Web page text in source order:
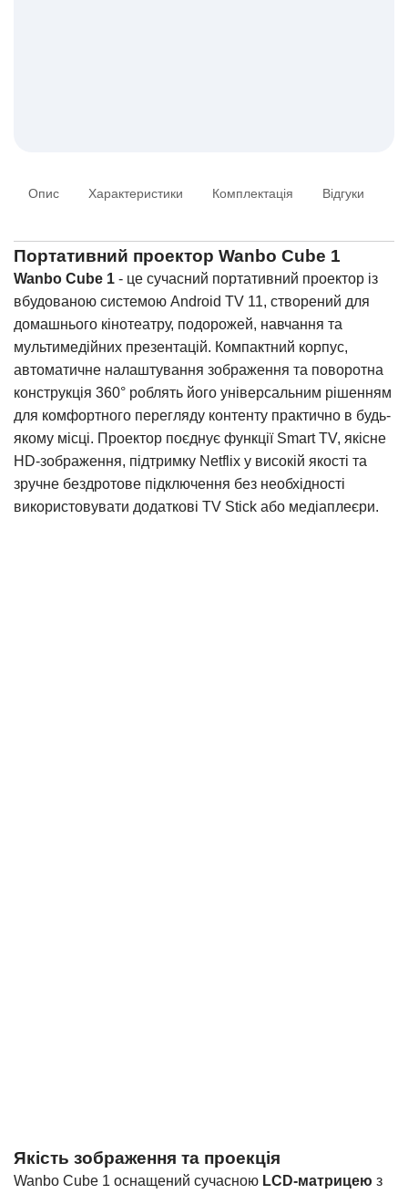
Опис Характеристики Комплектація Відгуки
Портативний проектор Wanbo Cube 1
Wanbo Cube 1 - це сучасний портативний проектор із
вбудованою системою Android TV 11, створений для
домашнього кінотеатру, подорожей, навчання та
мультимедійних презентацій. Компактний корпус,
автоматичне налаштування зображення та поворотна
конструкція 360° роблять його універсальним рішенням
для комфортного перегляду контенту практично в будь-
якому місці. Проектор поєднує функції Smart TV, якісне
HD-зображення, підтримку Netflix у високій якості та
зручне бездротове підключення без необхідності
використовувати додаткові TV Stick або медіаплеєри.
Якість зображення та проекція
Wanbo Cube 1 оснащений сучасною LCD-матрицею з